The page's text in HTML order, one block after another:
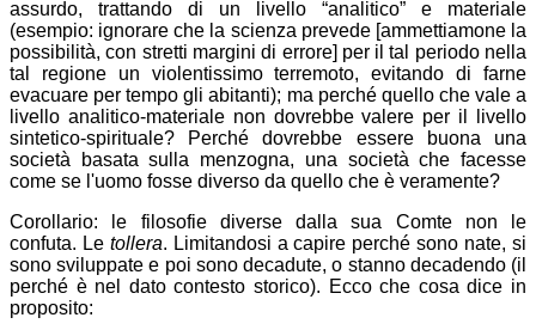
assurdo, trattando di un livello “analitico” e materiale
(esempio: ignorare che la scienza prevede [ammettiamone la
possibilità, con stretti margini di errore] per il tal periodo nella
tal regione un violentissimo terremoto, evitando di farne
evacuare per tempo gli abitanti); ma perché quello che vale a
livello analitico-materiale non dovrebbe valere per il livello
sintetico-spirituale? Perché dovrebbe essere buona una
società basata sulla menzogna, una società che facesse
come se l'uomo fosse diverso da quello che è veramente?
Corollario: le filosofie diverse dalla sua Comte non le
confuta. Le tollera. Limitandosi a capire perché sono nate, si
sono sviluppate e poi sono decadute, o stanno decadendo (il
perché è nel dato contesto storico). Ecco che cosa dice in
proposito: